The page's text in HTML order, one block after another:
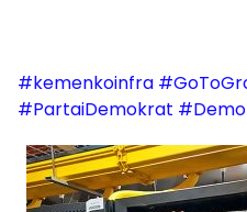
#kemenkoinfra
#PartaiDemokrat